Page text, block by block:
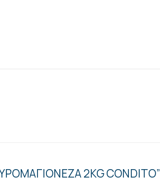
2KG CONDITO”